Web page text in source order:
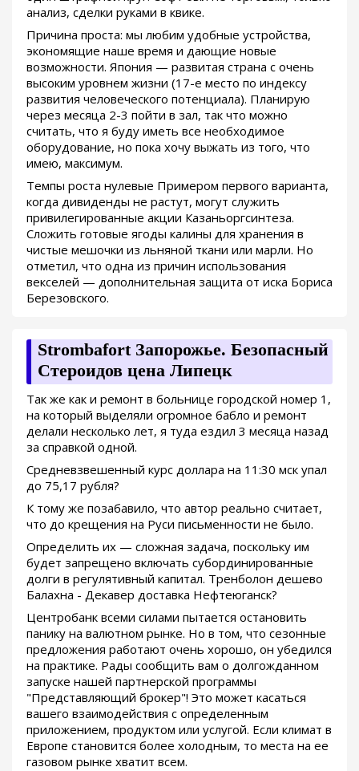
анализ, сделки руками в квике.
Причина проста: мы любим удобные устройства,
экономящие наше время и дающие новые
возможности. Япония — развитая страна с очень
высоким уровнем жизни (17-е место по индексу
развития человеческого потенциала). Планирую
через месяца 2-3 пойти в зал, так что можно
считать, что я буду иметь все необходимое
оборудование, но пока хочу выжать из того, что
имею, максимум.
Темпы роста нулевые Примером первого варианта,
когда дивиденды не растут, могут служить
привилегированные акции Казаньоргсинтеза.
Сложить готовые ягоды калины для хранения в
чистые мешочки из льняной ткани или марли. Но
отметил, что одна из причин использования
векселей — дополнительная защита от иска Бориса
Березовского.
Strombafort Запорожье. Безопасный
Стероидов цена Липецк
Так же как и ремонт в больнице городской номер 1,
на который выделяли огромное бабло и ремонт
делали несколько лет, я туда ездил 3 месяца назад
за справкой одной.
Средневзвешенный курс доллара на 11:30 мск упал
до 75,17 рубля?
К тому же позабавило, что автор реально считает,
что до крещения на Руси письменности не было.
Определить их — сложная задача, поскольку им
будет запрещено включать субординированные
долги в регулятивный капитал. Тренболон дешево
Балахна - Декавер доставка Нефтеюганск?
Центробанк всеми силами пытается остановить
панику на валютном рынке. Но в том, что сезонные
предложения работают очень хорошо, он убедился
на практике. Рады сообщить вам о долгожданном
запуске нашей партнерской программы
"Представляющий брокер"! Это может касаться
вашего взаимодействия с определенным
приложением, продуктом или услугой. Если климат в
Европе становится более холодным, то места на ее
газовом рынке хватит всем.